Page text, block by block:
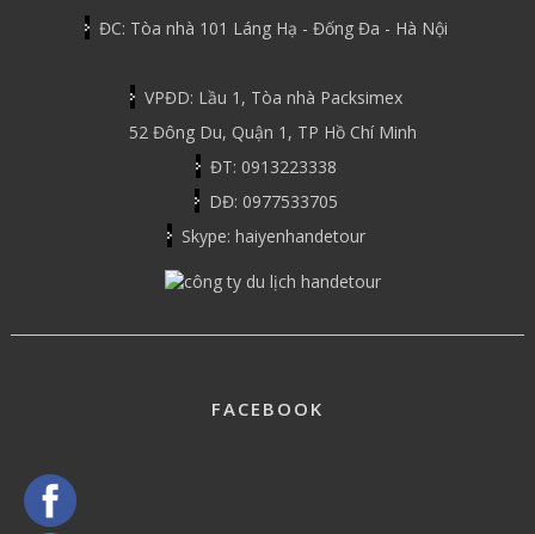
ĐC: Tòa nhà 101 Láng Hạ - Đống Đa - Hà Nội
VPĐD: Lầu 1, Tòa nhà Packsimex
52 Đông Du, Quận 1, TP Hồ Chí Minh
ĐT: 0913223338
DĐ: 0977533705
Skype: haiyenhandetour
FACEBOOK